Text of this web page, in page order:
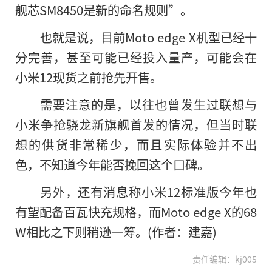
舰芯SM8450是新的命名规则”。
也就是说，目前Moto edge X机型已经十
分完善，甚至可能已经投入量产，可能会在
小米12现货之前抢先开售。
需要注意的是，以往也曾发生过联想与
小米争抢骁龙新旗舰首发的情况，但当时联
想的供货非常稀少，而且实际体验并不出
色，不知道今年能否挽回这个口碑。
另外，还有消息称小米12标准版今年也
有望配备百瓦快充规格，而Moto edge X的68
W相比之下则稍逊一筹。(作者：建嘉)
责任编辑：kj005